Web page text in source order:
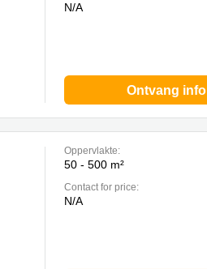
N/A
Ontvang info
Oppervlakte:
50 - 500 m²
Contact for price:
N/A